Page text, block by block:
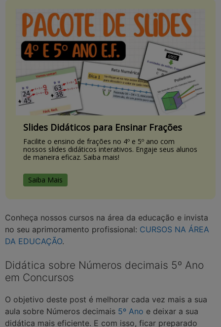
Slides Didáticos para Ensinar Frações
Facilite o ensino de frações no 4º e 5º ano com
nossos slides didáticos interativos. Engaje seus alunos
de maneira eficaz. Saiba mais!
Saiba Mais
Conheça nossos cursos na área da educação e invista
no seu aprimoramento profissional: CURSOS NA ÁREA
DA EDUCAÇÃO.
Didática sobre Números decimais 5º Ano
em Concursos
O objetivo deste post é melhorar cada vez mais a sua
aula sobre Números decimais 5º Ano e deixar a sua
didática mais eficiente. E com isso, ficar preparado